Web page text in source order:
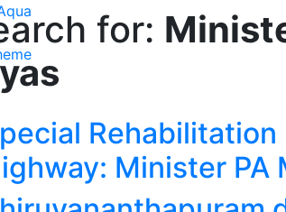
for:
Minister PA